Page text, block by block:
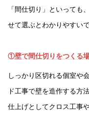
「間仕切り」といっても
せて選ぶとわかりやすいで
①壁で間仕切りをつくる場
しっかり区切れる個室や
ド工事で壁を造作する方
仕上げとしてクロス工事